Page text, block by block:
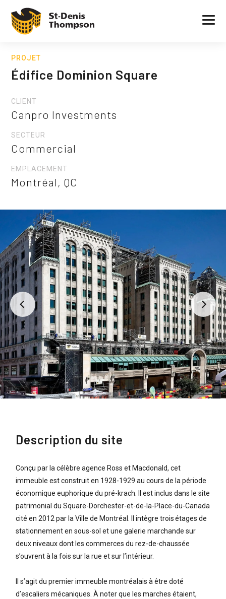
PROJET
Édifice Dominion Square
CLIENT
Canpro Investments
SECTEUR
Commercial
EMPLACEMENT
Montréal, QC
Description du site
Conçu par la célèbre agence Ross et Macdonald, cet
immeuble est construit en 1928-1929 au cours de la période
économique euphorique du pré-krach. Il est inclus dans le site
patrimonial du Square-Dorchester-et-de-la-Place-du-Canada
cité en 2012 par la Ville de Montréal. Il intègre trois étages de
stationnement en sous-sol et une galerie marchande sur
deux niveaux dont les commerces du rez-de-chaussée
s’ouvrent à la fois sur la rue et sur l’intérieur.
Il s’agit du premier immeuble montréalais à être doté
d’escaliers mécaniques. À noter que les marches étaient,